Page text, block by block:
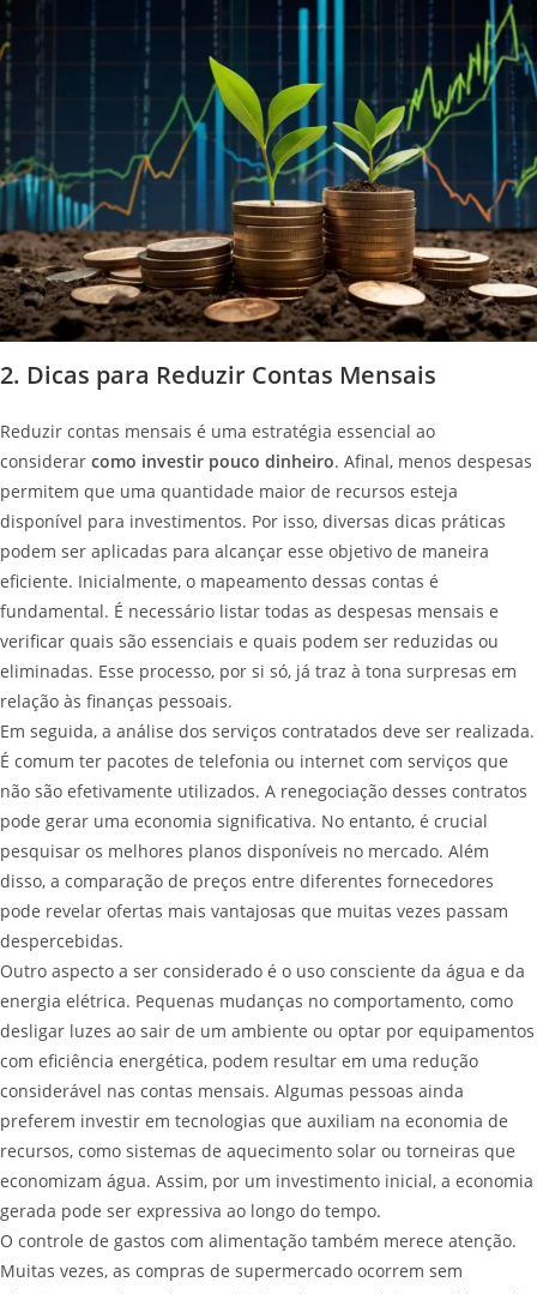
2. Dicas para Reduzir Contas Mensais
Reduzir contas mensais é uma estratégia essencial ao
considerar como investir pouco dinheiro. Afinal, menos despesas
permitem que uma quantidade maior de recursos esteja
disponível para investimentos. Por isso, diversas dicas práticas
podem ser aplicadas para alcançar esse objetivo de maneira
eficiente. Inicialmente, o mapeamento dessas contas é
fundamental. É necessário listar todas as despesas mensais e
verificar quais são essenciais e quais podem ser reduzidas ou
eliminadas. Esse processo, por si só, já traz à tona surpresas em
relação às finanças pessoais.
Em seguida, a análise dos serviços contratados deve ser realizada.
É comum ter pacotes de telefonia ou internet com serviços que
não são efetivamente utilizados. A renegociação desses contratos
pode gerar uma economia significativa. No entanto, é crucial
pesquisar os melhores planos disponíveis no mercado. Além
disso, a comparação de preços entre diferentes fornecedores
pode revelar ofertas mais vantajosas que muitas vezes passam
despercebidas.
Outro aspecto a ser considerado é o uso consciente da água e da
energia elétrica. Pequenas mudanças no comportamento, como
desligar luzes ao sair de um ambiente ou optar por equipamentos
com eficiência energética, podem resultar em uma redução
considerável nas contas mensais. Algumas pessoas ainda
preferem investir em tecnologias que auxiliam na economia de
recursos, como sistemas de aquecimento solar ou torneiras que
economizam água. Assim, por um investimento inicial, a economia
gerada pode ser expressiva ao longo do tempo.
O controle de gastos com alimentação também merece atenção.
Muitas vezes, as compras de supermercado ocorrem sem